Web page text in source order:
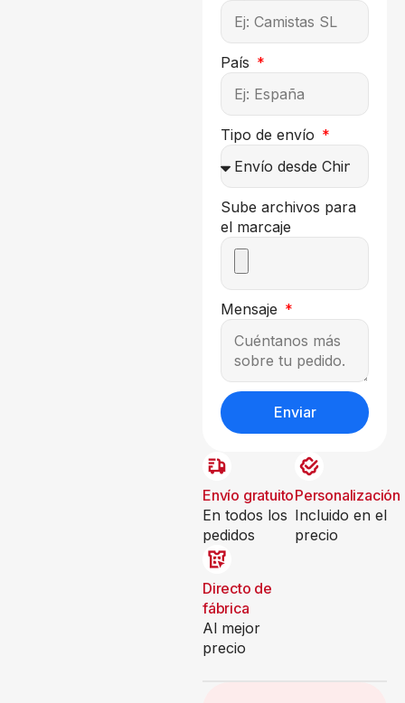
País
Tipo de envío
Sube archivos para
el marcaje
Mensaje
Enviar
Envío gratuito
En todos los
pedidos
Personalización
Incluido en el
precio
Directo de
fábrica
Al mejor
precio